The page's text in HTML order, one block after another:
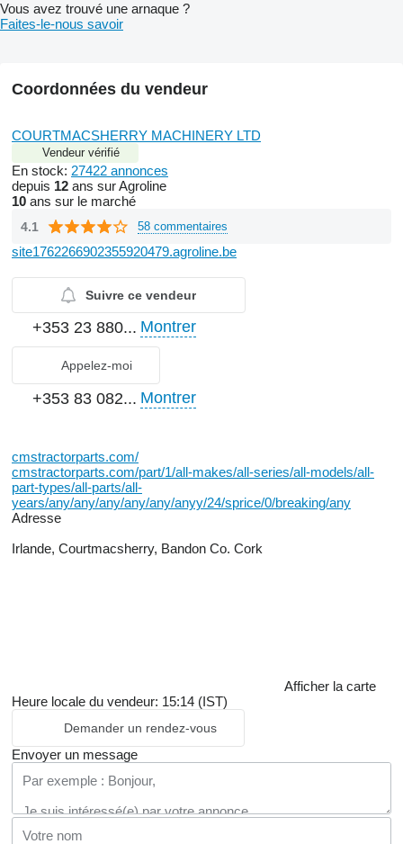
Vous avez trouvé une arnaque ?
Faites-le-nous savoir
Coordonnées du vendeur
COURTMACSHERRY MACHINERY LTD
Vendeur vérifié
En stock: 27422 annonces
depuis 12 ans sur Agroline
10 ans sur le marché
4.1 58 commentaires
site1762266902355920479.agroline.be
Suivre ce vendeur
+353 23 880... Montrer
Appelez-moi
+353 83 082... Montrer
cmstractorparts.com/
cmstractorparts.com/part/1/all-makes/all-series/all-models/all-
part-types/all-parts/all-
years/any/any/any/any/any/anyy/24/sprice/0/breaking/any
Adresse
Irlande, Courtmacsherry, Bandon Co. Cork
Afficher la carte
Heure locale du vendeur: 15:14 (IST)
Demander un rendez-vous
Envoyer un message